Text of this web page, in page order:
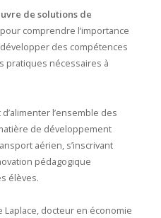
de solutions de
comprendre l’importance
des compétences
pratiques nécessaires à
l’ensemble des
de développement
aérien, s’inscrivant
pédagogique
élèves.
Laplace, docteur en économie